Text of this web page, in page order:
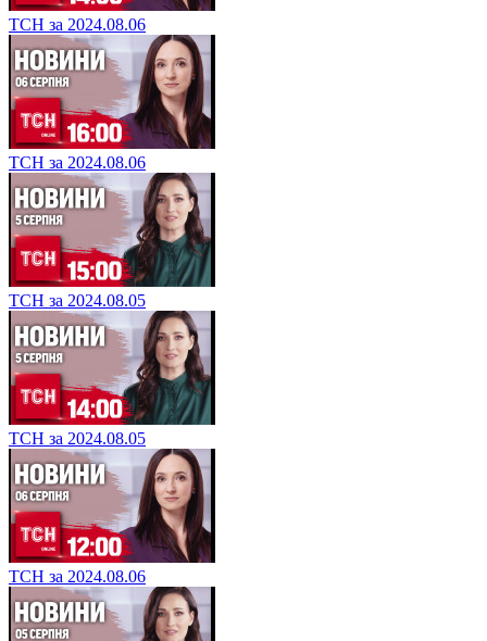
ТСН за 2024.08.06
ТСН за 2024.08.06
ТСН за 2024.08.05
ТСН за 2024.08.05
ТСН за 2024.08.06